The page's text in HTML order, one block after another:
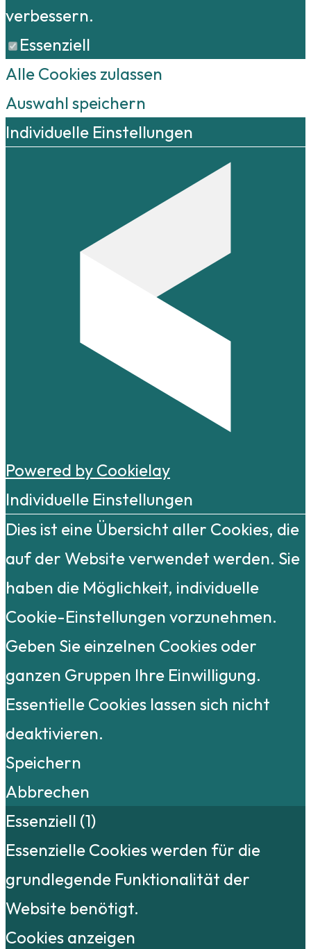
verbessern.
Essenziell
Alle Cookies zulassen
Auswahl speichern
Individuelle Einstellungen
Powered by Cookielay
Individuelle Einstellungen
Dies ist eine Übersicht aller Cookies, die
auf der Website verwendet werden. Sie
haben die Möglichkeit, individuelle
Cookie-Einstellungen vorzunehmen.
Geben Sie einzelnen Cookies oder
ganzen Gruppen Ihre Einwilligung.
Essentielle Cookies lassen sich nicht
deaktivieren.
Speichern
Abbrechen
Essenziell (1)
Essenzielle Cookies werden für die
grundlegende Funktionalität der
Website benötigt.
Cookies anzeigen